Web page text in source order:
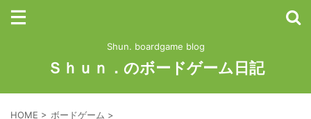
Shun. boardgame blog
Ｓｈｕｎ．のボードゲーム日記
HOME > ボードゲーム >